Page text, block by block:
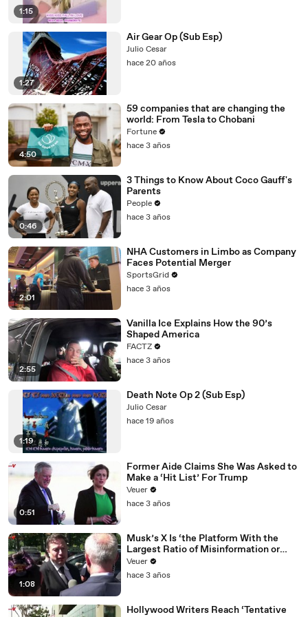
1:15
1:27
Air Gear Op (Sub Esp)
Julio Cesar
hace 20 años
4:50
59 companies that are changing the
world: From Tesla to Chobani
Fortune
hace 3 años
0:46
3 Things to Know About Coco Gauff's
Parents
People
hace 3 años
2:01
NHA Customers in Limbo as Company
Faces Potential Merger
SportsGrid
hace 3 años
2:55
Vanilla Ice Explains How the 90’s
Shaped America
FACTZ
hace 3 años
1:19
Death Note Op 2 (Sub Esp)
Julio Cesar
hace 19 años
0:51
Former Aide Claims She Was Asked to
Make a ‘Hit List’ For Trump
Veuer
hace 3 años
1:08
Musk’s X Is ‘the Platform With the
Largest Ratio of Misinformation or
Disinformation’ Amongst All Social
Media Platforms
Veuer
hace 3 años
Hollywood Writers Reach ‘Tentative